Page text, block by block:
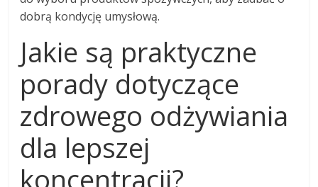
dobrą kondycję umysłową.
Jakie są praktyczne
porady dotyczące
zdrowego odżywiania
dla lepszej
koncentracji?